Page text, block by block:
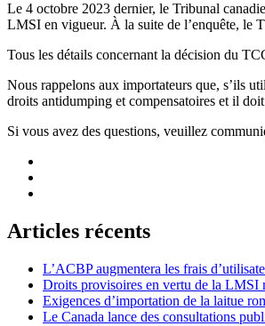
Le 4 octobre 2023 dernier, le Tribunal
LMSI en vigueur. À la suite de l’enquête, le
Tous les détails concernant la décision du
Nous rappelons aux importateurs que, s’ils
droits antidumping et compensatoires et il
Si vous avez des questions, veuillez
Articles récents
L’ACBP augmentera les frais
Droits provisoires en vertu de la LMSI
Exigences d’importation de la laitue
Le Canada lance des consultations